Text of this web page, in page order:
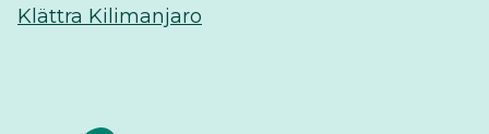
Klättra Kilimanjaro